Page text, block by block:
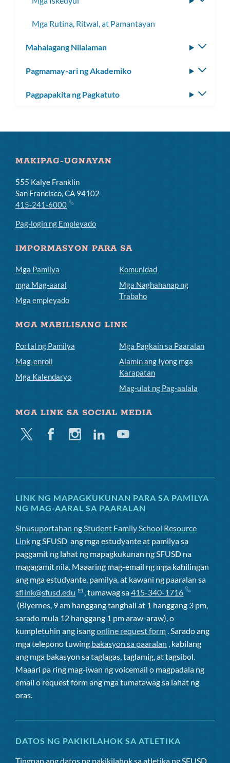
Mga Rutina, Ritwal, at Pamantayan
Mahalagang Nilalaman
Pagmamay-ari ng Akademiko
Pagpapakita ng Pagkatuto
MAKIPAG-UGNAYAN
555 Kalye Franklin
San Francisco, CA 94102
415-241-6000
Pag-login ng Empleyado
IMPORMASYON PARA SA
Mga Pamilya
mga Mag-aaral
Mga empleyado
Komunidad
Mga Naghahanap ng
Trabaho
MGA MABILISANG LINK
Portal ng Pamilya
Mag-enroll
Mga Kalendaryo
Mga Pagkain sa Paaralan
Alamin ang Iyong mga
Karapatan
Mag-ulat ng Pag-aalala
MGA LINK SA SOCIAL MEDIA
Twitter FacebookInstagramLinkedinYoutube
LINK NG MAPAGKUKUNAN PARA SA PAMILYA
NG MAG-AARAL SA PAARALAN
Sinusuportahan ng Student Family School Resource
Link ng SFUSD ang mga estudyante at pamilya sa
paggamit ng lahat ng mapagkukunan ng SFUSD na
magagamit nila. Maaaring mag-email ng mga kahilingan
ang mga estudyante, pamilya, at kawani ng paaralan sa
sflink@sfusd.edu
, tumawag sa415-340-1716
(Biyernes, 9 am hanggang tanghali at 1 hanggang 3 pm,
sarado mula 12 hanggang 1 pm araw-araw), o
kumpletuhin ang isangonline request form. Sarado ang
mga telepono tuwing bakasyon sa paaralan , kabilang
ang mga bakasyon sa taglagas, taglamig, at tagsibol.
Maaari pa ring mag-iwan ng voicemail o magpadala ng
email o request form ang mga tumatawag sa lahat ng
oras.
DATOS NG PAKIKILAHOK SA ATLETIKA
Tingnan ang datos ng pakikilahok sa atletika ng SFUSD